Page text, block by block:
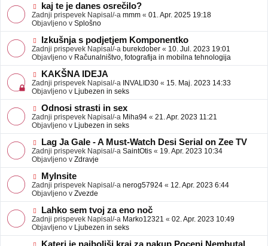
N
o
v
e
o
b
j
a
v
e
kaj te je danes osrečilo?
Zadnji prispevek Napisal/-a mmm « 01. Apr. 2025 19:18
Objavljeno v Splošno
N
o
v
e
o
b
j
a
v
e
Izkušnja s podjetjem Komponentko
Zadnji prispevek Napisal/-a burekdober « 10. Jul. 2023 19:01
Objavljeno v Računalništvo, fotografija in mobilna tehnologija
N
o
v
e
o
b
j
a
v
e
KAKŠNA IDEJA
Zadnji prispevek Napisal/-a INVALID30 « 15. Maj. 2023 14:33
Objavljeno v Ljubezen in seks
N
o
v
e
o
b
j
a
v
e
Odnosi strasti in sex
Zadnji prispevek Napisal/-a Miha94 « 21. Apr. 2023 11:21
Objavljeno v Ljubezen in seks
N
o
v
e
o
b
j
a
v
e
Lag Ja Gale - A Must-Watch Desi Serial on Zee TV
Zadnji prispevek Napisal/-a SaintOtis « 19. Apr. 2023 10:34
Objavljeno v Zdravje
N
o
v
e
o
b
j
a
v
MyInsite
Zadnji prispevek Napisal/-a nerog57924 « 12. Apr. 2023 6:44
Objavljeno v Zvezde
N
o
v
e
o
Lahko sem tvoj za eno noč
Zadnji prispevek Napisal/-a Marko12321 « 02. Apr. 2023 10:49
Objavljeno v Ljubezen in seks
N